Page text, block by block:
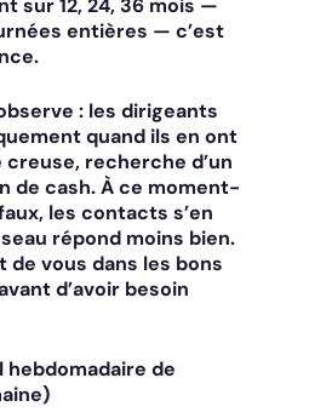
sur 12, 24, 36 mois —
entières — c’est
: les dirigeants
quand ils en ont
recherche d’un
de cash. À ce moment-
les contacts s’en
répond moins bien.
vous dans les bons
d’avoir besoin
de